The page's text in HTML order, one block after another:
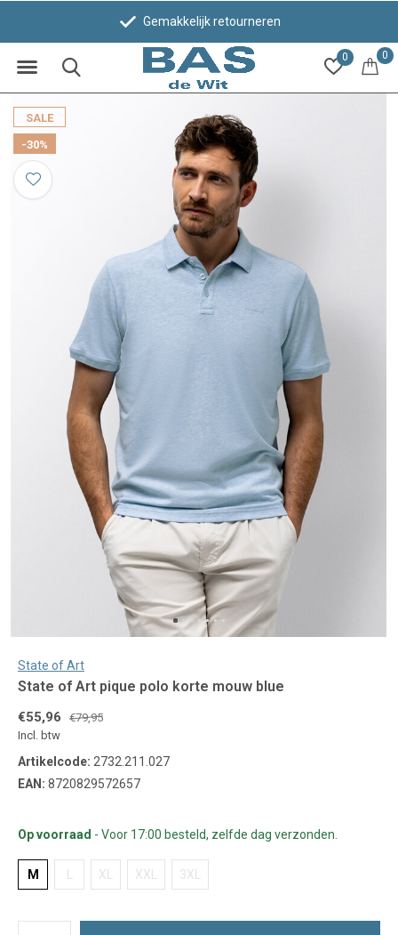
0 0
Gemakkelijk retourneren
SALE
-30%
State of Art
State of Art pique polo korte mouw blue
€55,96
€79,95
Incl. btw
Artikelcode: 2732.211.027
EAN: 8720829572657
Op voorraad - Voor 17:00 besteld, zelfde dag verzonden.
M XL XXL 3XL